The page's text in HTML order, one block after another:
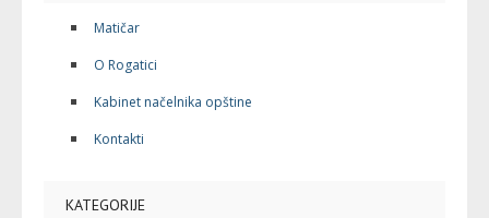
Matičar
O Rogatici
Kabinet načelnika opštine
Kontakti
KATEGORIJE